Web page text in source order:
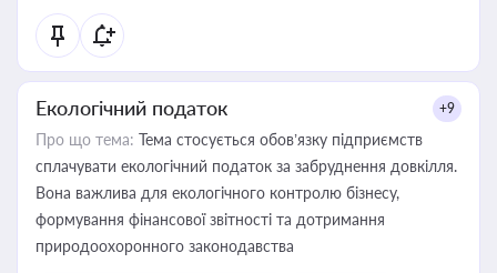
Екологічний податок +9
Про що тема: Тема стосується обов’язку підприємств
сплачувати екологічний податок за забруднення довкілля.
Вона важлива для екологічного контролю бізнесу,
формування фінансової звітності та дотримання
природоохоронного законодавства